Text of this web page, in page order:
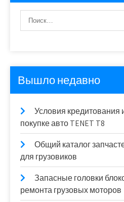
Вышло недавно
Условия кредитования
покупке авто TENET T8
Общий каталог
для грузовиков
Запасные головки
ремонта грузовых моторов